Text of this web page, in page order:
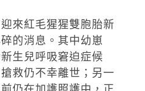
來紅毛猩猩雙胞胎新
的消息。其中幼崽
生兒呼吸窘迫症候
救仍不幸離世；另一